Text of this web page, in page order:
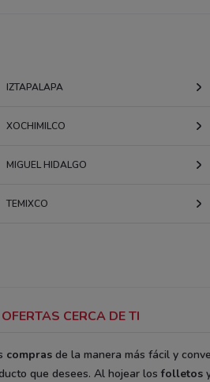
IZTAPALAPA
XOCHIMILCO
MIGUEL HIDALGO
TEMIXCO
CERCA DE TI
compras de la manera más fácil y
que desees. Al hojear losfolletos